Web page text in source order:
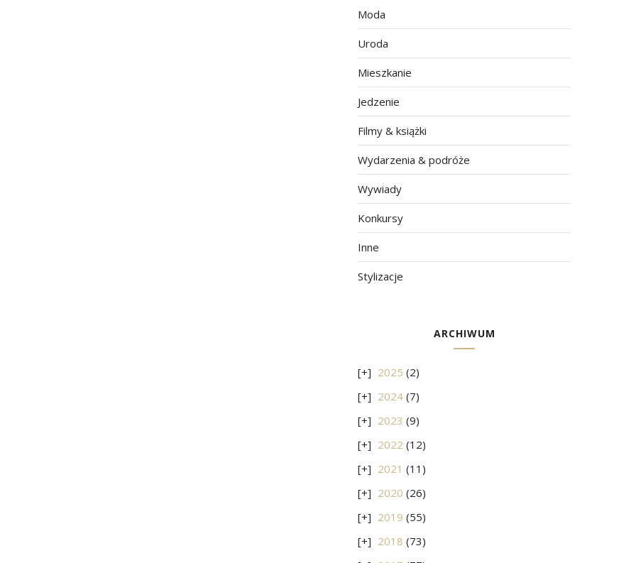
Moda
Uroda
Mieszkanie
Jedzenie
Filmy & książki
Wydarzenia & podróże
Wywiady
Konkursy
Inne
Stylizacje
ARCHIWUM
2025 (2)
2024 (7)
2023 (9)
2022 (12)
2021 (11)
2020 (26)
2019 (55)
2018 (73)